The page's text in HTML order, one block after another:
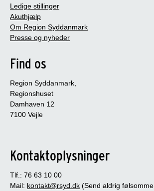
Ledige stillinger
Akuthjælp
Om Region Syddanmark
Presse og nyheder
Find os
Region Syddanmark,
Regionshuset
Damhaven 12
7100 Vejle
Kontaktoplysninger
Tlf.: 76 63 10 00
Mail: kontakt@rsyd.dk (Send aldrig følsomme